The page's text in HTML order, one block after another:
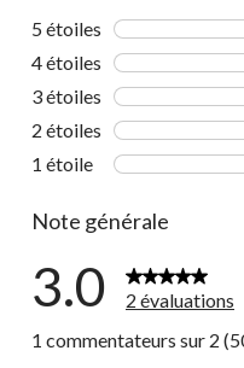
5 étoiles étoiles
4 étoiles étoiles
3 étoiles étoiles
2 étoiles étoiles
1 étoile étoiles
Note générale
3.0
2 évaluations
1 commentateurs sur 2